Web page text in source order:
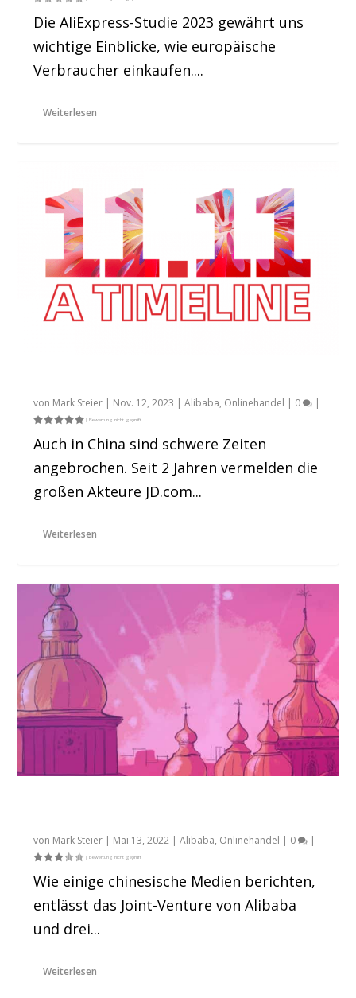
Die AliExpress-Studie 2023 gewährt uns
wichtige Einblicke, wie europäische
Verbraucher einkaufen....
Weiterlesen
von Mark Steier | Nov. 12, 2023 |Alibaba, Onlinehandel | 0 |
Auch in China sind schwere Zeiten
angebrochen. Seit 2 Jahren vermelden die
großen Akteure JD.com...
Weiterlesen
von Mark Steier | Mai 13, 2022 |Alibaba, Onlinehandel | 0 |
Wie einige chinesische Medien berichten,
entlässt das Joint-Venture von Alibaba
und drei...
Weiterlesen